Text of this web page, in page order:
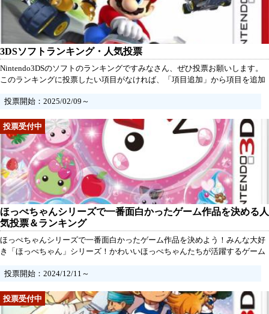
3DSソフトランキング・人気投票
Nintendo3DSのソフトのランキングですみなさん、ぜひ投票お願いします。
このランキングに投票したい項目がなければ、「項目追加」から項目を追加
投票開始：2025/02/09～
ほっぺちゃんシリーズで一番面白かったゲーム作品を決める人
気投票＆ランキング
ほっぺちゃんシリーズで一番面白かったゲーム作品を決めよう！みんな大好
き「ほっぺちゃん」シリーズ！かわいいほっぺちゃんたちが活躍するゲーム
ーリーに夢中になったこと、ありませんか？それぞれの作品に思い出があっ
ません。でも、この人気投票を通じて、シリーズの中で最も愛されている作
品をみんなで一緒に決めちゃいましょう！
投票開始：2024/12/11～